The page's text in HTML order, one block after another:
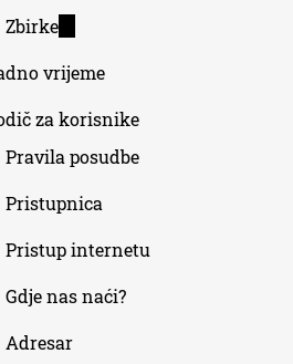
Zbirke(link
external)
vrijeme
za korisnike
Pravila posudbe
Pristupnica
Pristup internetu
Gdje nas naći?
Adresar